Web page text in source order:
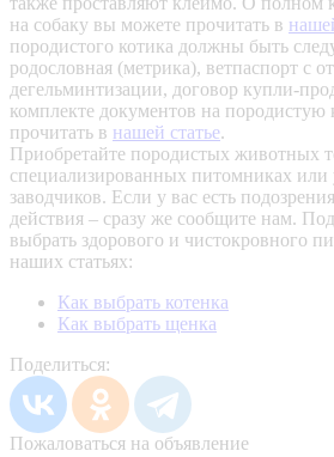
на собаку вы можете прочитать в
породистого котика должны быть
родословная (метрика), ветпаспорт с
дегельминтизации, договор купли-
комплекте документов на
прочитать в нашей статье.
Приобретайте породистых животных
специализированных питомниках или
заводчиков. Если у вас есть
действия – сразу же сообщите нам.
выбрать здорового и чистокровного
наших статьях:
Как выбрать котенка
Как выбрать щенка
Поделиться:
Пожаловаться на объявление